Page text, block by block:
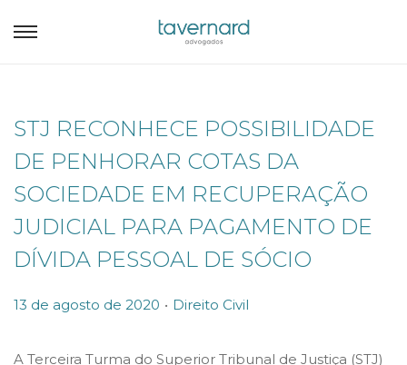
STJ RECONHECE POSSIBILIDADE
DE PENHORAR COTAS DA
SOCIEDADE EM RECUPERAÇÃO
JUDICIAL PARA PAGAMENTO DE
DÍVIDA PESSOAL DE SÓCIO
P
s
13 de agosto de 2020 . P
s
Direito Civil
A Terceira Turma do Superior Tribunal de Justiça (STJ)